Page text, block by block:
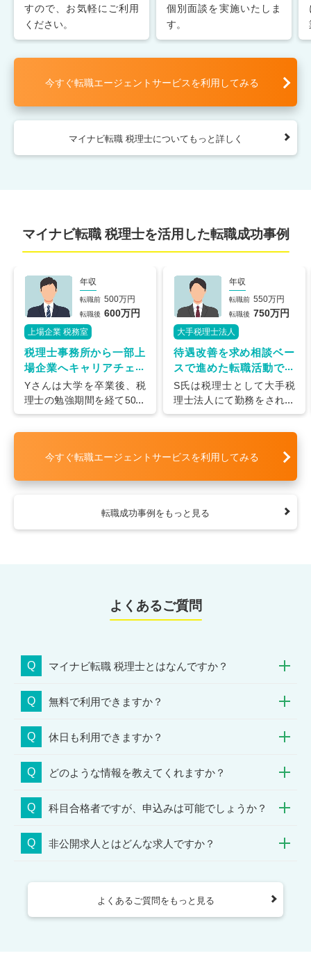
すので、お気軽にご利用
ください。
個別面談を実施いたしま
す。
今すぐ転職エージェントサービスを利用してみる
マイナビ転職 税理士についてもっと詳しく
マイナビ転職 税理士を活用した転職成功事例
年収
転職前 500万円
転職後 600万円
上場企業 税務室
税理士事務所から一部上
場企業へキャリアチェン
ジ
Yさんは大学を卒業後、税
理士の勉強期間を経て50名
希望の中堅税理士法人に入
りました。
理士科目も5科目揃ったの
ご来社されました。特段現
職に大きな不満などは感じ
リアに不安を感じておられ
キャリアをご提案させて頂
きました。
会計事務所経験の方は、通
常であれば決算等の経理案
会社の税務室の求人があり
ご紹介をさせて頂いたとこ
ろ、税理士としての専門性
も維持できる上に、アドバ
たに含まれる業務だったの
選考に進んでいただきまし
た。
年収
転職前 550万円
転職後 750万円
大手税理士法人
待遇改善を求め相談ベー
スで進めた転職活動で年
収アップを実現！
S氏は税理士として大手税
理士法人にて勤務をされて
いました。業務自体には問
ご不満をお持ちでした。入
で得た信頼がある半面、自
く使われてしまっているの
ではないかと感じ、転職を
明性を求めてご転職をお考
えでございましたので、 業
をお探しになられていまし
と、本当に解決しないとい
ただき、結果としては同業
と同じく大手税理士法人へ
トするのが一番ご希望に近
た。
今すぐ転職エージェントサービスを利用してみる
転職成功事例をもっと見る
よくあるご質問
Q マイナビ転職 税理士とはなんですか？
Q 無料で利用できますか？
Q 休日も利用できますか？
Q どのような情報を教えてくれますか？
Q 科目合格者ですが、申込みは可能でしょうか？
Q 非公開求人とはどんな求人ですか？
よくあるご質問をもっと見る